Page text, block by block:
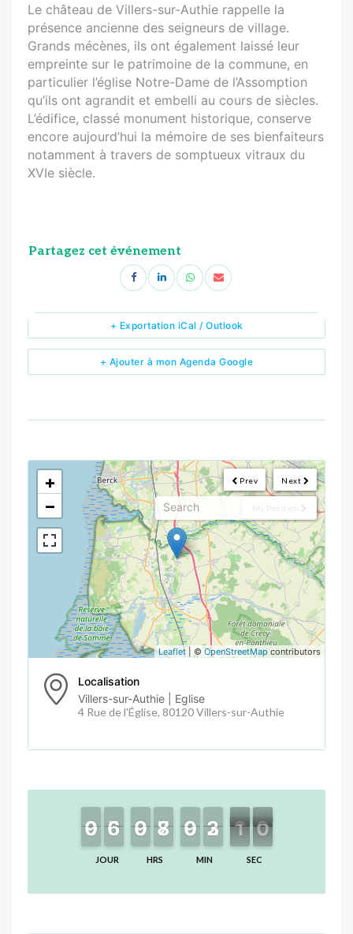
Le château de Villers-sur-Authie rappelle la
présence ancienne des seigneurs de village.
Grands mécènes, ils ont également laissé leur
empreinte sur le patrimoine de la commune, en
particulier l’église Notre-Dame de l’Assomption
qu’ils ont agrandit et embelli au cours de siècles.
L’édifice, classé monument historique, conserve
encore aujourd’hui la mémoire de ses bienfaiteurs
notamment à travers de somptueux vitraux du
XVIe siècle.
Partagez cet événement
+ Ajouter à mon Agenda Google
+ Exportation iCal / Outlook
Next
Prev
My Position
<!---->
+
−
Leaflet | © OpenStreetMap contributors
Localisation
Villers-sur-Authie | Eglise
4 Rue de l'Église, 80120 Villers-sur-Authie
JOUR
9
9
0
0 5
5
6
6
HRS
9
9
0
0 7
7
8
8
MIN
9
9
0
0 2
2
3
3
SEC
1
0
0 9
9
8